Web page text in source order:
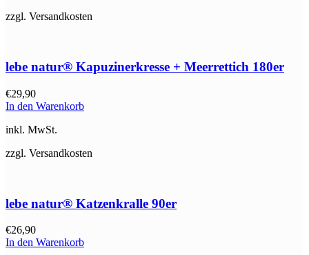
zzgl. Versandkosten
lebe natur® Kapuzinerkresse + Meerrettich 180er
€29,90
In den Warenkorb
inkl. MwSt.
zzgl. Versandkosten
lebe natur® Katzenkralle 90er
€26,90
In den Warenkorb